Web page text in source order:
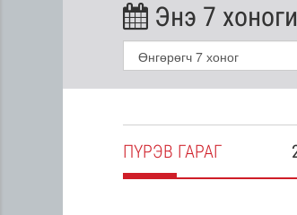
Энэ 7
ПҮРЭВ ГАРАГ